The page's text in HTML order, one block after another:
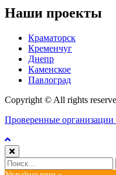
Наши проекты
Краматорск
Кременчуг
Днепр
Каменское
Павлоград
Copyright © All rights
Проверенные организации
Найти: